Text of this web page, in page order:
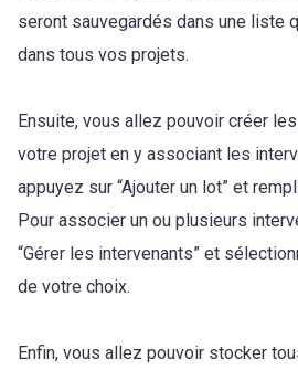
seront sauvegardés dans une liste
dans tous vos projets.
Ensuite, vous allez pouvoir créer
votre projet en y associant les
appuyez sur “Ajouter un lot” et
Pour associer un ou plusieurs
“Gérer les intervenants” et
de votre choix.
Enfin, vous allez pouvoir stocker